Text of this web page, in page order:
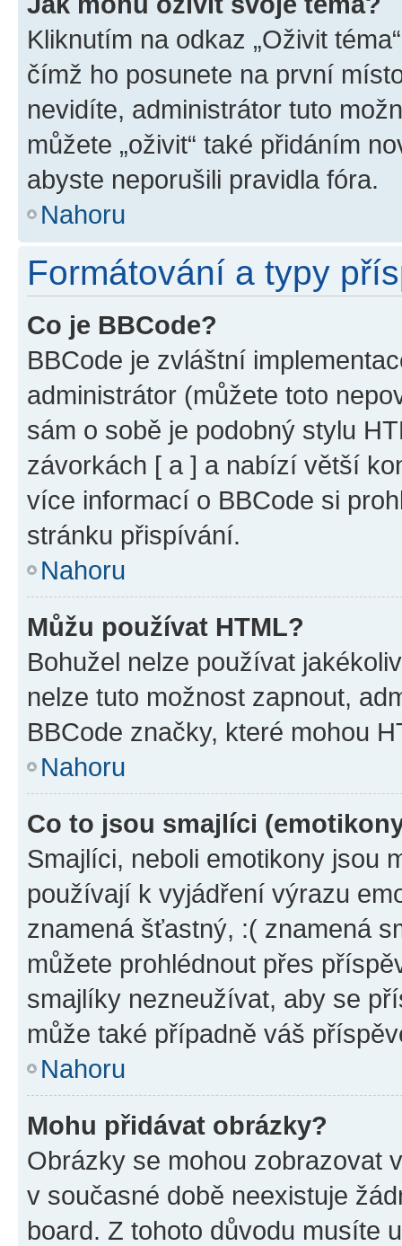
Kliknutím na odkaz „Oživit
čímž ho posunete na první
nevidíte, administrátor tuto
můžete „oživit“ také přidáním
abyste neporušili pravidla fóra.
Nahoru
Formátování a typy
Co je BBCode?
BBCode je zvláštní
administrátor (můžete toto
sám o sobě je podobný stylu
závorkách [ a ] a nabízí větší
více informací o BBCode si
stránku přispívání.
Nahoru
Můžu používat HTML?
Bohužel nelze používat
nelze tuto možnost zapnout,
BBCode značky, které mohou
Nahoru
Co to jsou smajlíci
Smajlíci, neboli emotikony jsou
používají k vyjádření výrazu
znamená šťastný, :( znamená
můžete prohlédnout přes
smajlíky nezneužívat, aby se
může také případně váš
Nahoru
Mohu přidávat obrázky?
Obrázky se mohou zobrazovat
v současné době neexistuje
board. Z tohoto důvodu musíte